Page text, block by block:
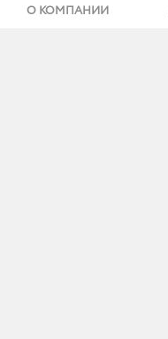
О КОМПАНИИ